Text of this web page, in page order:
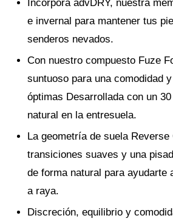
Incorpora advDRY, nuestra
e invernal para mantener tus
senderos nevados.
Con nuestro compuesto Fuze
suntuoso para una comodidad
óptimas Desarrollada con un
natural en la entresuela.
La geometría de suela Reverse
transiciones suaves y una
de forma natural para ayudarte
a raya.
Discreción, equilibrio y